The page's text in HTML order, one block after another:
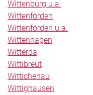
Wittenburg u.a.
Wittenförden
Wittenförden u.a.
Wittenhagen
Witterda
Wittibreut
Wittichenau
Wittighausen